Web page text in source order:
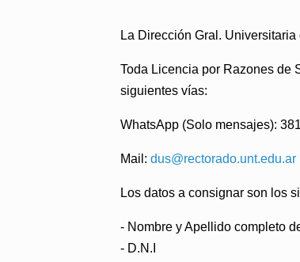
La Dirección Gral.
Toda Licencia por Razones de
siguientes vías:
WhatsApp (Solo mensajes):
Mail: dus@rectorado.unt.edu.ar
Los datos a consignar son los
- Nombre y Apellido completo
- D.N.I